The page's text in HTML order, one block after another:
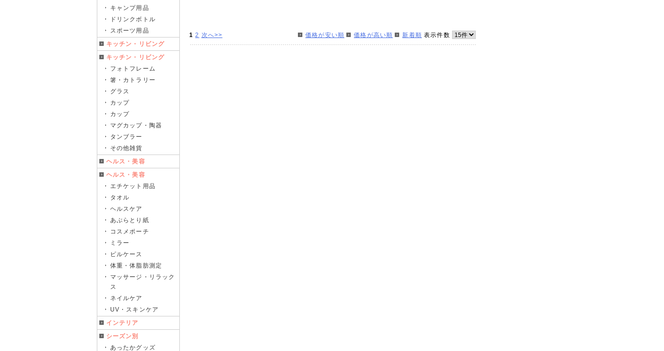
キャンプ用品
ドリンクボトル
スポーツ用品
キッチン・リビング
キッチン・リビング
フォトフレーム
箸・カトラリー
グラス
カップ
カップ
マグカップ・陶器
タンブラー
その他雑貨
ヘルス・美容
ヘルス・美容
エチケット用品
タオル
ヘルスケア
あぶらとり紙
コスメポーチ
ミラー
ピルケース
体重・体脂肪測定
マッサージ・リラック
ス
ネイルケア
UV・スキンケア
インテリア
シーズン別
あったかグッズ
価格が安い順 価格が高い順 新着順 表示件数
1 2 次へ>>